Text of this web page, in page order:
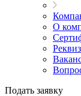
О
Подать заявку